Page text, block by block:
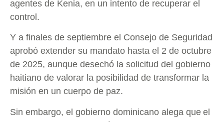
agentes de Kenia, en un intento de recuperar el
control.
Y a finales de septiembre el Consejo de Seguridad
aprobó extender su mandato hasta el 2 de octubre
de 2025, aunque desechó la solicitud del gobierno
haitiano de valorar la posibilidad de transformar la
misión en un cuerpo de paz.
Sin embargo, el gobierno dominicano alega que el